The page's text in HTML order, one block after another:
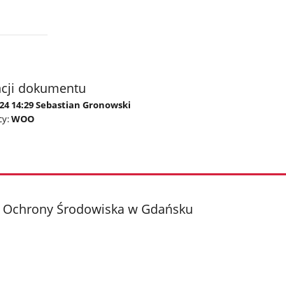
dokumentu
14:29 Sebastian Gronowski
WOO
Środowiska w Gdańsku